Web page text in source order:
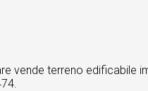
vende terreno